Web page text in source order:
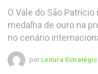
O Vale do São
medalha de ouro na
no cenário
por Leitura